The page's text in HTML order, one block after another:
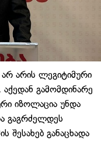
არის ლეგიტიმური
გამომდინარე
იზოლაცია უნდა
გაგრძელდეს
შესახებ განაცხადა